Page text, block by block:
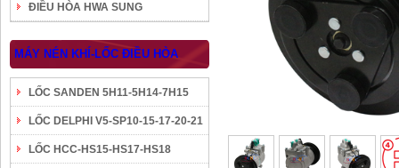
ĐIỀU HÒA HWA SUNG
MÁY NÉN KHÍ-LỐC ĐIỀU HÒA
LỐC SANDEN 5H11-5H14-7H15
LỐC DELPHI V5-SP10-15-17-20-21
LỐC HCC-HS15-HS17-HS18